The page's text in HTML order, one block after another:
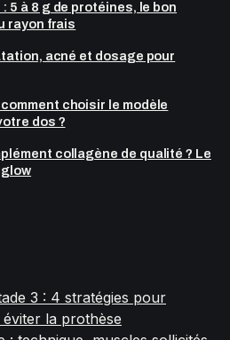
5 à 8 g de protéines, le bon
rayon frais
acné et dosage pour
choisir le modèle
dos ?
collagène de qualité ? Le
3 : 4 stratégies pour
la prothèse